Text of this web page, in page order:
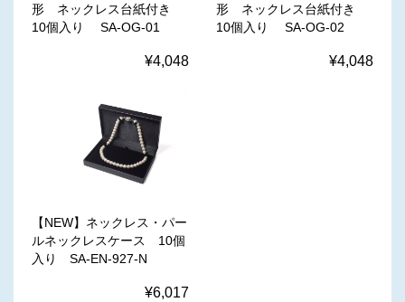
形 ネックレス台紙付き
10個入り SA-OG-01
¥4,048
形 ネックレス台紙付き
10個入り SA-OG-02
¥4,048
【NEW】ネックレス・パー
ルネックレスケース 10個
入り SA-EN-927-N
¥6,017